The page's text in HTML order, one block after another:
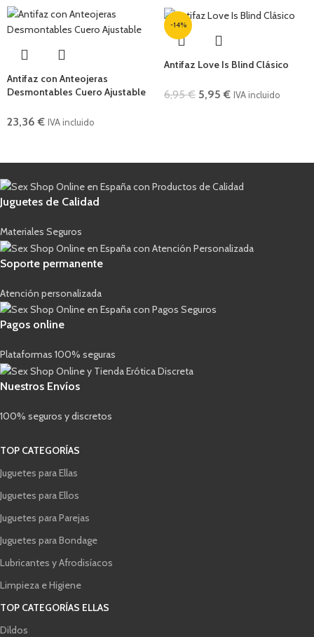
Antifaz con Anteojeras
Desmontables Cuero Ajustable
23,36€ IVA incluido
-14%
Antifaz Love Is Blind Clásico
6,95€ 5,95€ IVA incluido
Juguetes de Calidad
Materiales Seguros
Soporte permanente
Atención personalizada
Pagos online
Plataformas 100% seguras
Nuestros Envíos
100% seguros y discretos
TOP CATEGORÍAS
Juguetes para Ellas
Juguetes para Ellos
Juguetes para Parejas
Juguetes para Bondage
Lubricantes y Afrodisíacos
Limpieza e Higiene
TOP CATEGORÍAS ELLAS
Dildos